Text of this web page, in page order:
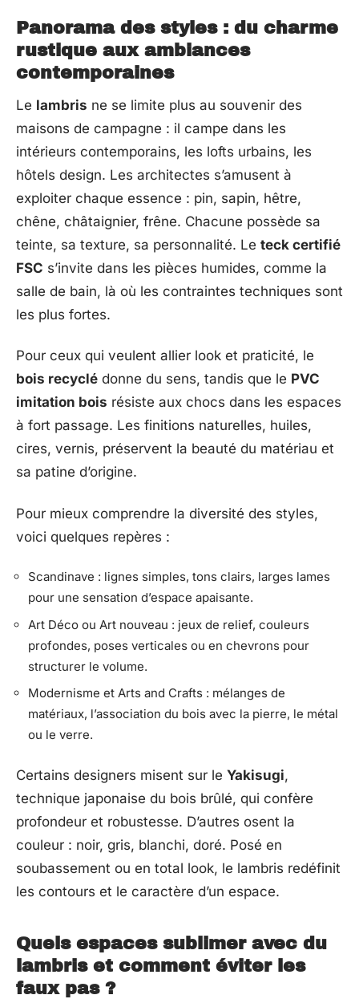
Panorama des styles : du charme
rustique aux ambiances
contemporaines
Le lambris ne se limite plus au souvenir des
maisons de campagne : il campe dans les
intérieurs contemporains, les lofts urbains, les
hôtels design. Les architectes s’amusent à
exploiter chaque essence : pin, sapin, hêtre,
chêne, châtaignier, frêne. Chacune possède sa
teinte, sa texture, sa personnalité. Le teck certifié
FSC s’invite dans les pièces humides, comme la
salle de bain, là où les contraintes techniques sont
les plus fortes.
Pour ceux qui veulent allier look et praticité, le
bois recyclé donne du sens, tandis que le PVC
imitation bois résiste aux chocs dans les espaces
à fort passage. Les finitions naturelles, huiles,
cires, vernis, préservent la beauté du matériau et
sa patine d’origine.
Pour mieux comprendre la diversité des styles,
voici quelques repères :
Scandinave : lignes simples, tons clairs, larges lames
pour une sensation d’espace apaisante.
Art Déco ou Art nouveau : jeux de relief, couleurs
profondes, poses verticales ou en chevrons pour
structurer le volume.
Modernisme et Arts and Crafts : mélanges de
matériaux, l’association du bois avec la pierre, le métal
ou le verre.
Certains designers misent sur le Yakisugi,
technique japonaise du bois brûlé, qui confère
profondeur et robustesse. D’autres osent la
couleur : noir, gris, blanchi, doré. Posé en
soubassement ou en total look, le lambris redéfinit
les contours et le caractère d’un espace.
Quels espaces sublimer avec du
lambris et comment éviter les
faux pas ?